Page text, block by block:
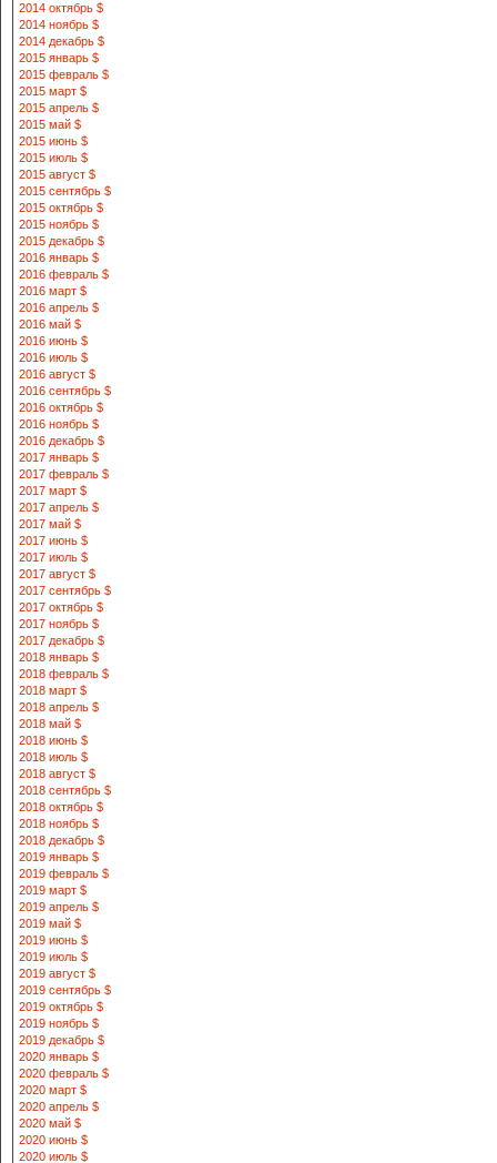
2014 октябрь $
2014 ноябрь $
2014 декабрь $
2015 январь $
2015 февраль $
2015 март $
2015 апрель $
2015 май $
2015 июнь $
2015 июль $
2015 август $
2015 сентябрь $
2015 октябрь $
2015 ноябрь $
2015 декабрь $
2016 январь $
2016 февраль $
2016 март $
2016 апрель $
2016 май $
2016 июнь $
2016 июль $
2016 август $
2016 сентябрь $
2016 октябрь $
2016 ноябрь $
2016 декабрь $
2017 январь $
2017 февраль $
2017 март $
2017 апрель $
2017 май $
2017 июнь $
2017 июль $
2017 август $
2017 сентябрь $
2017 октябрь $
2017 ноябрь $
2017 декабрь $
2018 январь $
2018 февраль $
2018 март $
2018 апрель $
2018 май $
2018 июнь $
2018 июль $
2018 август $
2018 сентябрь $
2018 октябрь $
2018 ноябрь $
2018 декабрь $
2019 январь $
2019 февраль $
2019 март $
2019 апрель $
2019 май $
2019 июнь $
2019 июль $
2019 август $
2019 сентябрь $
2019 октябрь $
2019 ноябрь $
2019 декабрь $
2020 январь $
2020 февраль $
2020 март $
2020 апрель $
2020 май $
2020 июнь $
2020 июль $